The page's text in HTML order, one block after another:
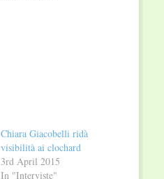
Chiara Giacobelli ridà
visibilità ai clochard
3rd April 2015
In "Interviste"